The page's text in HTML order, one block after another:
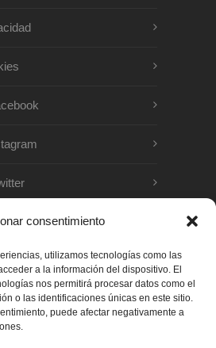
consentimiento
utilizamos tecnologías como las
a la información del dispositivo. El
nos permitirá procesar datos como el
o las identificaciones únicas en este sitio.
puede afectar negativamente a